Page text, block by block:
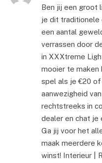
Ben jij een groot
je dit traditionele
een aantal
verrassen door
in XXXtreme
mooier te maken
spel als je €20
aanwezigheid
rechtstreeks in
dealer en chat je
Ga jij voor het
maak meerdere
winst! Interieur |